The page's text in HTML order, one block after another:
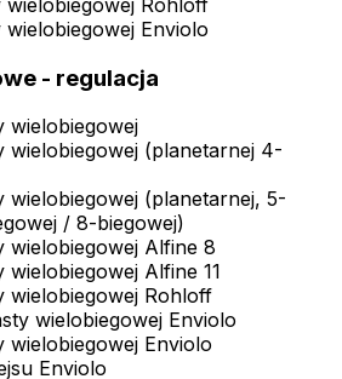
Enviolo
- regulacja
wielobiegowej
wielobiegowej (planetarnej 4-
wielobiegowej (planetarnej, 5-
/ 8-biegowej)
wielobiegowej Alfine 8
wielobiegowej Alfine 11
wielobiegowej Rohloff
wielobiegowej Enviolo
wielobiegowej Enviolo
Enviolo